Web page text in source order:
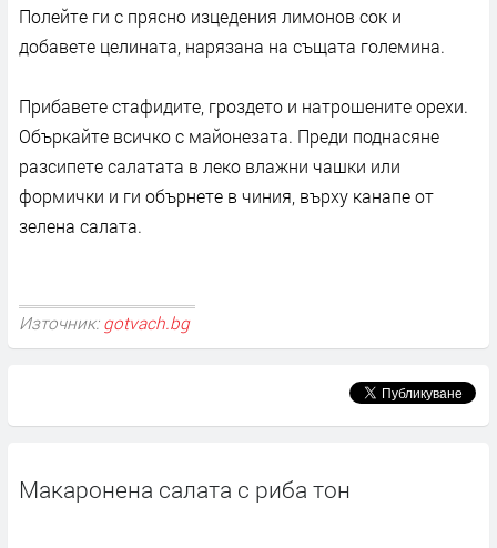
Полейте ги с прясно изцедения лимонов сок и
добавете целината, нарязана на същата големина.
Прибавете стафидите, гроздето и натрошените орехи.
Объркайте всичко с майонезата. Преди поднасяне
разсипете салатата в леко влажни чашки или
формички и ги обърнете в чиния, върху канапе от
зелена салата.
Източник: gotvach.bg
Макаронена салата с риба тон